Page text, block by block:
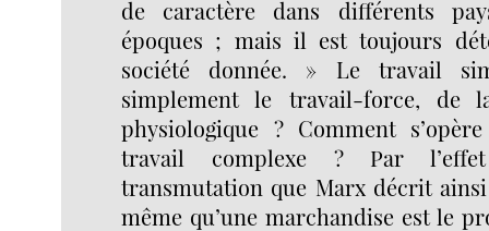
de caractère dans différents
époques ; mais il est toujours
société donnée. » Le travail
simplement le travail-force, de
physiologique ? Comment
travail complexe ? Par
transmutation que Marx décrit
même qu’une marchandise est le